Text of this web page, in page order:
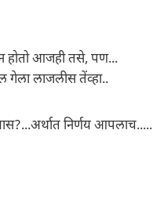
होतो आजही तसे, पण...
गेला लाजलीस तेंव्हा..
निर्णय आपलाच.....